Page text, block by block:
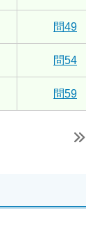
問49
問54
問59